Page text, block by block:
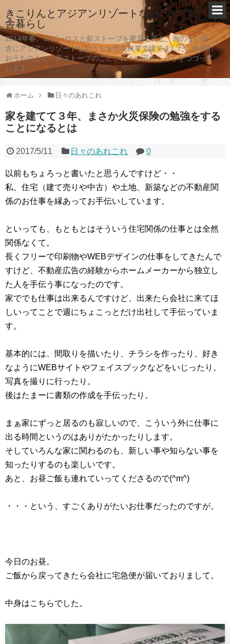
きこりんとアジアンリゾートなおうちで田
舎暮らし
2014年春。ログハウスと薪ストーブを夢見る夫と、海のない田
舎にアジアンリゾートなおうちを住友林業で建てました。住林の
おうちのこと、薪ストーブのこと、日々の田舎くらしをつづって
います。
ホーム 日々のあれこれ
家を建てて３年、まさか火災保険の勉強をする
ことになるとは
2017/5/11 日々のあれこれ 0
以前もちょろっと書いたと思うんですけど・・
私、住宅（建て売りや中古）や土地、新築などの不動産関
係のお仕事を縁あってお手伝いしています。
といっても、もともとはそういう住宅関係の仕事とは全然
関係なくて。
長くフリーで印刷物やWEBデザインの仕事をしてきたんで
すけど、不動産広告の経験からホームメーカーから独立し
た人を手伝う事になったのです。
家ででも仕事は出来るんですけど、出来たら会社に来てほ
しいってことで週にちょこっとだけ出社して手伝っていま
す。
基本的には、間取りを描いたり、チラシを作ったり、好き
なようにWEBサイトやフェイスブックなどをいじったり。
写真を撮りに行ったり。
後はたまーに書類の作成を手伝ったり。
まぁ家にずっと居るのも寂しいので、こういう外に仕事に
出る時間というのはありがたかったりします。
そしていろんな家に関わるのも、新しい事や知らない事を
知ったりするのも楽しいです。
あと、お昼ご飯も連れていってくださるので(^m^)
・・・という、すごくありがたいお仕事だったのですが。
今日のお昼。
ご飯から戻ってきたら会社に宅急便が届いておりまして。
中身はこちらでした。